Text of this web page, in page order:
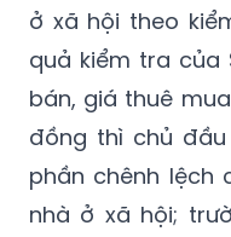
ở xã hội theo
quả kiểm tra của
bán, giá thuê
đồng thì chủ
phần chênh lệch
nhà ở xã hội;